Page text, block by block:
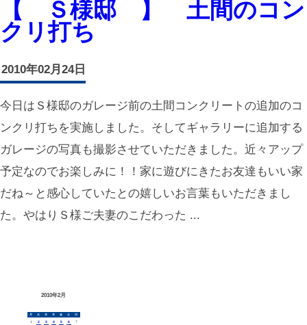
【 Ｓ様邸 】 土間のコン
クリ打ち
2010年02月24日
今日はＳ様邸のガレージ前の土間コンクリートの追加のコ
ンクリ打ちを実施しました。そしてギャラリーに追加する
ガレージの写真も撮影させていただきました。近々アップ
予定なのでお楽しみに！！家に遊びにきたお友達もいい家
だね～と感心していたとの嬉しいお言葉もいただきまし
た。やはりＳ様ご夫妻のこだわった ...
2010年2月
月 火 水 木 金 土 日
1 2 3 4 5 6 7